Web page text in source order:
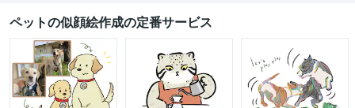
ペットの似顔絵作成の定番サービス